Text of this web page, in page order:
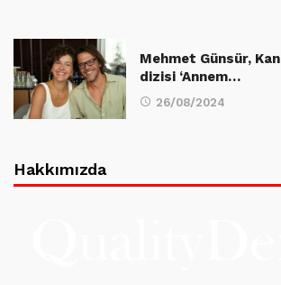
Mehmet Günsür,
dizisi ‘Annem…
26/08/2024
Hakkımızda